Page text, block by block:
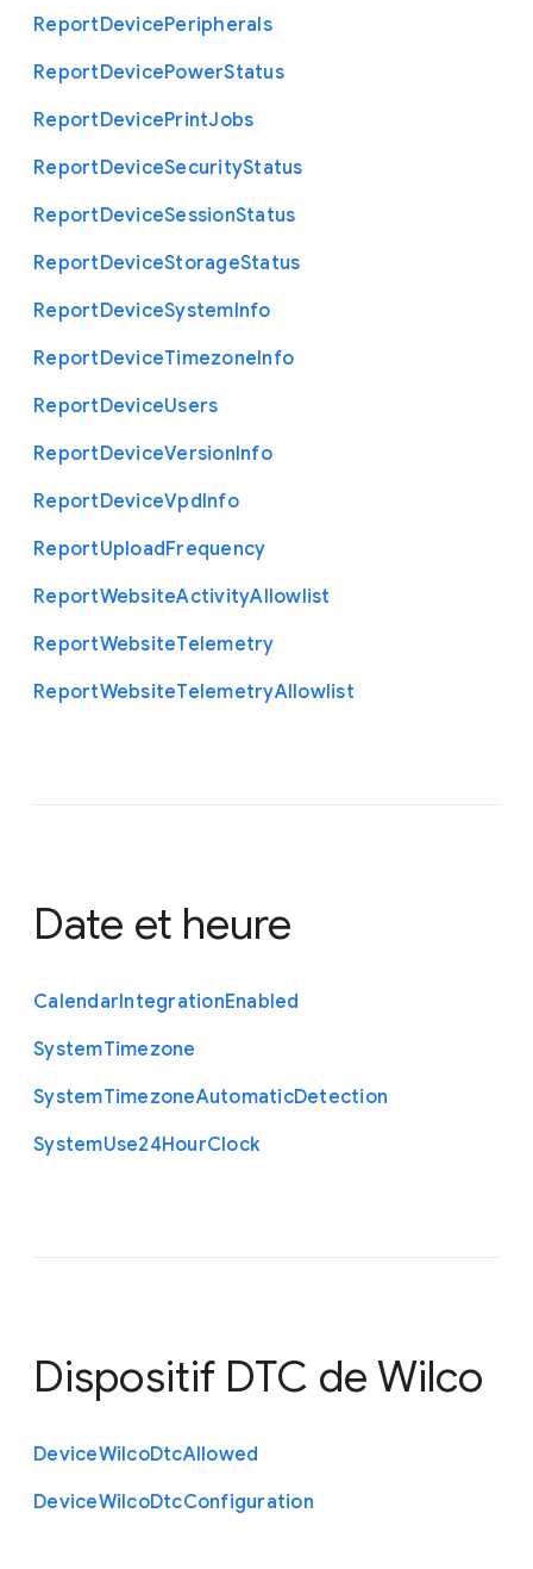
ReportDevicePeripherals
ReportDevicePowerStatus
ReportDevicePrintJobs
ReportDeviceSecurityStatus
ReportDeviceSessionStatus
ReportDeviceStorageStatus
ReportDeviceSystemInfo
ReportDeviceTimezoneInfo
ReportDeviceUsers
ReportDeviceVersionInfo
ReportDeviceVpdInfo
ReportUploadFrequency
ReportWebsiteActivityAllowlist
ReportWebsiteTelemetry
ReportWebsiteTelemetryAllowlist
Date et heure
CalendarIntegrationEnabled
SystemTimezone
SystemTimezoneAutomaticDetection
SystemUse24HourClock
Dispositif DTC de Wilco
DeviceWilcoDtcAllowed
DeviceWilcoDtcConfiguration